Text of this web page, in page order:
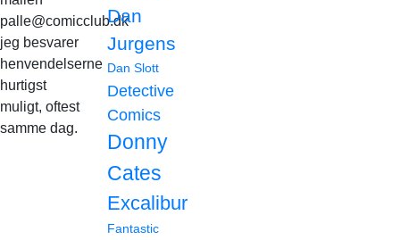
palle@comicclub.dk
jeg besvarer
henvendelserne
hurtigst
muligt, oftest
samme dag.
Dan
Jurgens
Dan Slott
Detective
Comics
Donny
Cates
Excalibur
Fantastic